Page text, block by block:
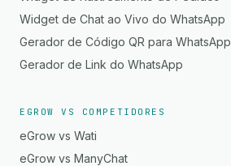
Widget de Chat ao Vivo do WhatsApp
Gerador de Código QR para WhatsApp
Gerador de Link do WhatsApp
EGROW VS COMPETIDORES
eGrow vs Wati
eGrow vs ManyChat